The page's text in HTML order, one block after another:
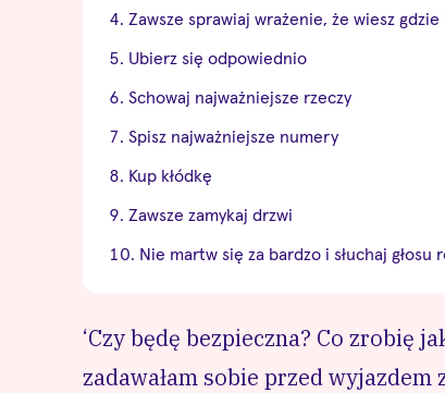
Zawsze sprawiaj wrażenie, że wiesz gdzie
Ubierz się odpowiednio
Schowaj najważniejsze rzeczy
Spisz najważniejsze numery
Kup kłódkę
Zawsze zamykaj drzwi
Nie martw się za bardzo i słuchaj głosu
‘Czy będę bezpieczna? Co zrobię
zadawałam sobie przed wyjazdem